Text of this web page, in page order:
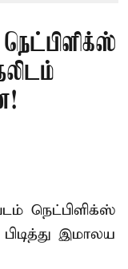
நெட்பிளிக்ஸ்
இமாலய